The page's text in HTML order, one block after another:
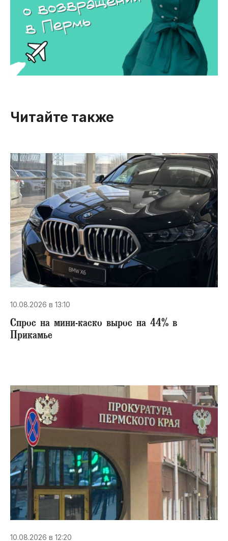
Читайте также
10.08.2026 в 13:10
Спрос на мини-каско вырос на 44% в
Прикамье
10.08.2026 в 12:20